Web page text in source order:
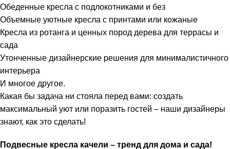
Обеденные кресла с подлокотниками и без
Объемные уютные кресла с принтами или кожаные
Кресла из ротанга и ценных пород дерева для террасы и
сада
Утонченные дизайнерские решения для минималистичного
интерьера
И многое другое.
Какая бы задача ни стояла перед вами: создать
максимальный уют или поразить гостей – наши дизайнеры
знают, как это сделать!
Подвесные кресла качели – тренд для дома и сада!